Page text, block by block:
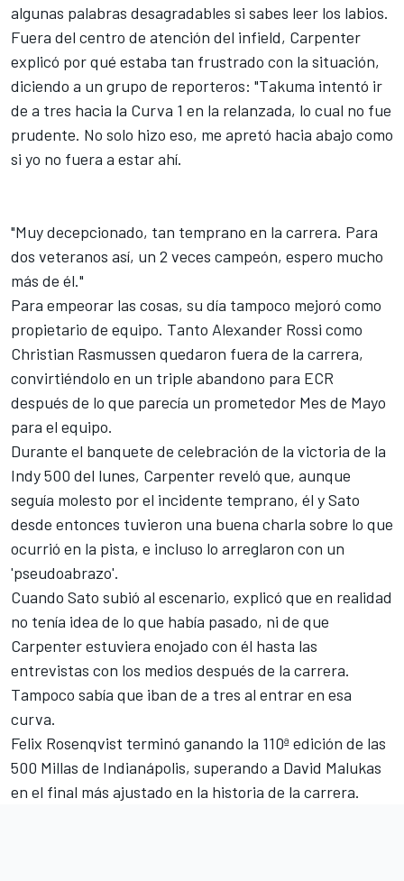
algunas palabras desagradables si sabes leer los labios.
Fuera del centro de atención del infield, Carpenter
explicó por qué estaba tan frustrado con la situación,
diciendo a un grupo de reporteros: "Takuma intentó ir
de a tres hacia la Curva 1 en la relanzada, lo cual no fue
prudente. No solo hizo eso, me apretó hacia abajo como
si yo no fuera a estar ahí.
"Muy decepcionado, tan temprano en la carrera. Para
dos veteranos así, un 2 veces campeón, espero mucho
más de él."
Para empeorar las cosas, su día tampoco mejoró como
propietario de equipo. Tanto Alexander Rossi como
Christian Rasmussen quedaron fuera de la carrera,
convirtiéndolo en un triple abandono para ECR
después de lo que parecía un prometedor Mes de Mayo
para el equipo.
Durante el banquete de celebración de la victoria de la
Indy 500 del lunes, Carpenter reveló que, aunque
seguía molesto por el incidente temprano, él y Sato
desde entonces tuvieron una buena charla sobre lo que
ocurrió en la pista, e incluso lo arreglaron con un
'pseudoabrazo'.
Cuando Sato subió al escenario, explicó que en realidad
no tenía idea de lo que había pasado, ni de que
Carpenter estuviera enojado con él hasta las
entrevistas con los medios después de la carrera.
Tampoco sabía que iban de a tres al entrar en esa
curva.
Felix Rosenqvist terminó ganando la 110ª edición de las
500 Millas de Indianápolis, superando a David Malukas
en el final más ajustado en la historia de la carrera.